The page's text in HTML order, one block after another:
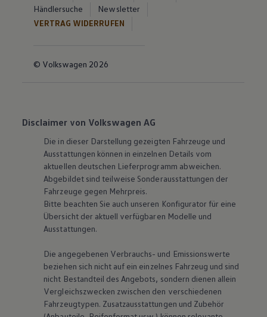
Händlersuche
Newsletter
VERTRAG WIDERRUFEN
© Volkswagen 2026
Disclaimer von Volkswagen AG
Die in dieser Darstellung gezeigten Fahrzeuge und
Ausstattungen können in einzelnen Details vom
aktuellen deutschen Lieferprogramm abweichen.
Abgebildet sind teilweise Sonderausstattungen der
Fahrzeuge gegen Mehrpreis.
Bitte beachten Sie auch unseren Konfigurator für eine
Übersicht der aktuell verfügbaren Modelle und
Ausstattungen.
Die angegebenen Verbrauchs- und Emissionswerte
beziehen sich nicht auf ein einzelnes Fahrzeug und sind
nicht Bestandteil des Angebots, sondern dienen allein
Vergleichszwecken zwischen den verschiedenen
Fahrzeugtypen. Zusatzausstattungen und Zubehör